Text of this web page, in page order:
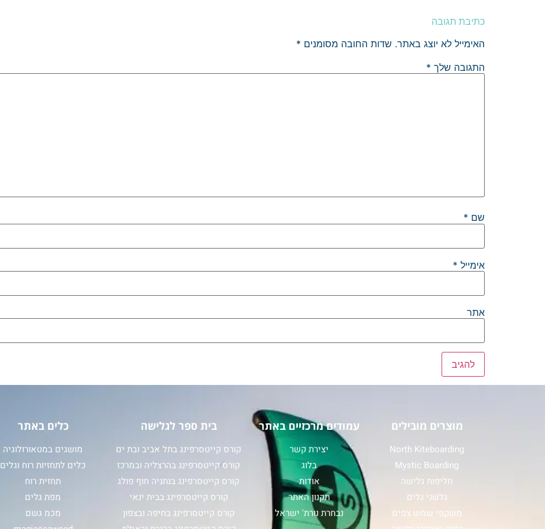
כתיבת תגובה
האימייל לא יוצג באתר. שדות החובה מסומנים *
התגובה שלך *
שם *
אימייל *
אתר
מוצרים מובילים
North Kiteboarding
Mystic Boarding
חליפות גלישה
גלשני גלים
משקפי שמש צפים
עמודים מרכזיים באתר
יצירת קשר
בלוג
אודות
תקנון האתר
נבחרת נורת' ישראל
בית ספר לגלישה
קורס קייטסרפינג בתל אביב ובת ים
קורס קייטסרפינג בהרצליה ובמרכז
קורס קייטסרפינג בנתניה חוף פולג
קורס קייטסרפינג בבית ינאי
קורס קייטסרפינג בחיפה ובצפון
כלים באתר
מושגים במטאורולוגיה
כלים לתחזיות רוח וגלים
תחזית רוח
מפת גלים
מכמ גשם